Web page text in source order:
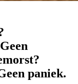
paniek.